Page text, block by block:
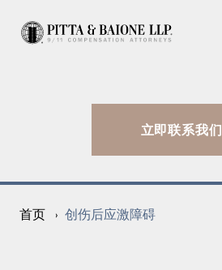
立即联系我们
首页 › 创伤后应激障碍